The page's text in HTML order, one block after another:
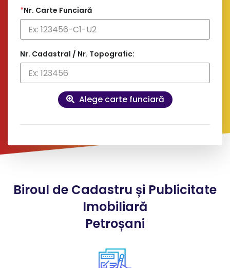
*Nr. Carte Funciară
Nr. Cadastral / Nr. Topografic:
Alege carte funciară
Datecontact și facturare
*Nume client:
Biroul de Cadastru și Publicitate
Imobiliară
Petroșani